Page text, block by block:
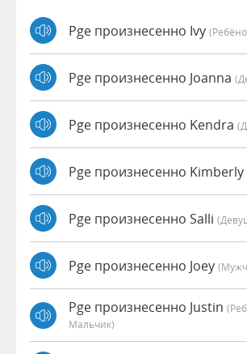
Pge произнесенно Ivy
Pge произнесенно Joanna
Pge произнесенно Kendra
Pge произнесенно Kimberly
Pge произнесенно Salli
Pge произнесенно Joey
Pge произнесенно Justin
Мальчик)